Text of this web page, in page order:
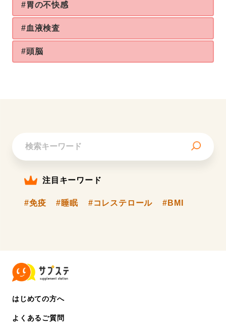
#胃の不快感
#血液検査
#頭脳
注目キーワード
#免疫 #睡眠 #コレステロール #BMI
はじめての方へ
よくあるご質問